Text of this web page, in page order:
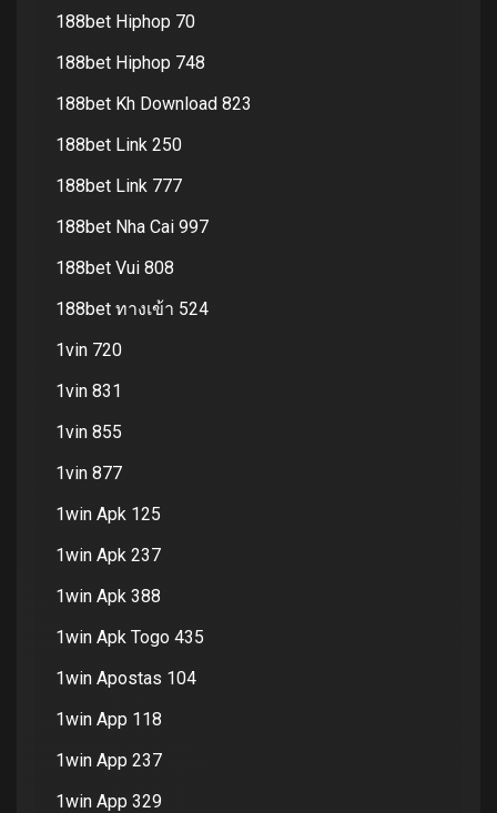
188bet Hiphop 70
188bet Hiphop 748
188bet Kh Download 823
188bet Link 250
188bet Link 777
188bet Nha Cai 997
188bet Vui 808
188bet ทางเข้า 524
1vin 720
1vin 831
1vin 855
1vin 877
1win Apk 125
1win Apk 237
1win Apk 388
1win Apk Togo 435
1win Apostas 104
1win App 118
1win App 237
1win App 329